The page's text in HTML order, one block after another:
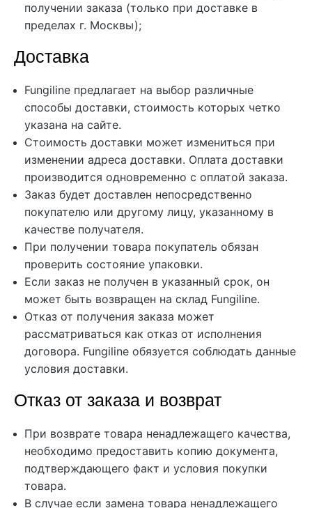
получении заказа (только при доставке в
пределах г. Москвы);
Доставка
Fungiline предлагает на выбор различные
способы доставки, стоимость которых четко
указана на сайте.
Стоимость доставки может измениться при
изменении адреса доставки. Оплата доставки
производится одновременно с оплатой заказа.
Заказ будет доставлен непосредственно
покупателю или другому лицу, указанному в
качестве получателя.
При получении товара покупатель обязан
проверить состояние упаковки.
Если заказ не получен в указанный срок, он
может быть возвращен на склад Fungiline.
Отказ от получения заказа может
рассматриваться как отказ от исполнения
договора. Fungiline обязуется соблюдать данные
условия доставки.
Отказ от заказа и возврат
При возврате товара ненадлежащего качества,
необходимо предоставить копию документа,
подтверждающего факт и условия покупки
товара.
В случае если замена товара ненадлежащего